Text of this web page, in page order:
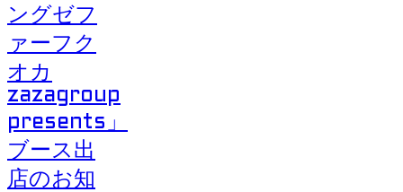
ングゼフ
ァーフク
オカ
zazagroup
presents」
ブース出
店のお知